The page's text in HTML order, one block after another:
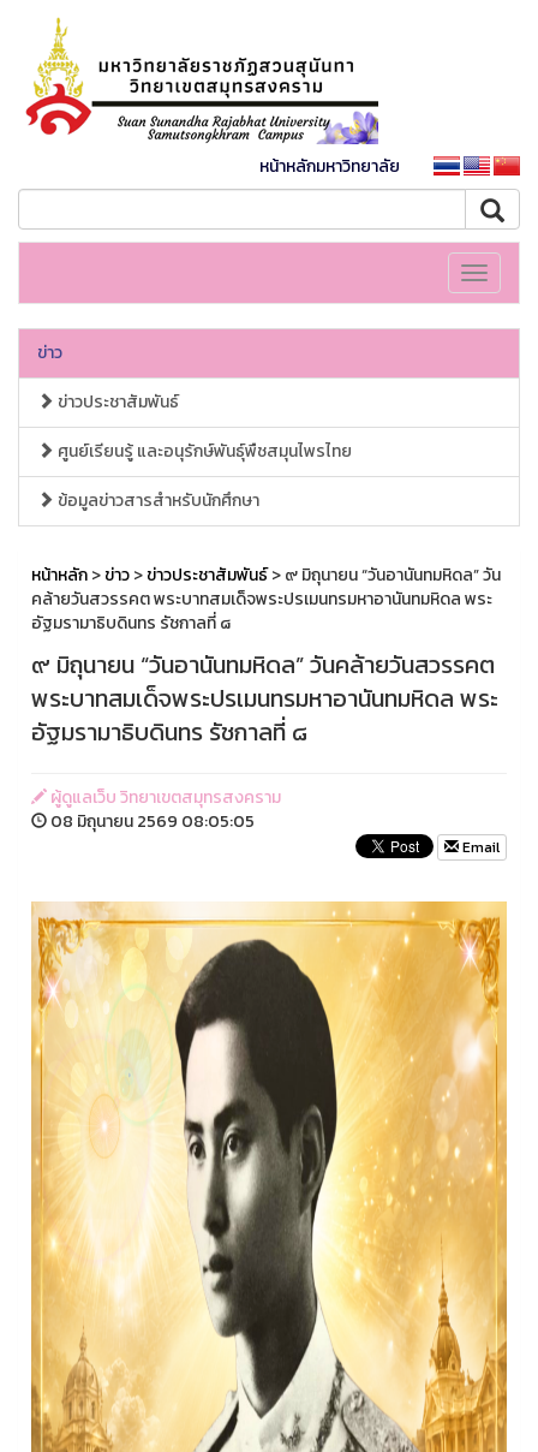
หน้าหลักมหาวิทยาลัย
Toggle
ข่าว
ข่าวประชาสัมพันธ์
ศูนย์เรียนรู้ และอนุรักษ์พันธุ์พืชสมุนไพรไทย
ข้อมูลข่าวสารสำหรับนักศึกษา
หน้าหลัก>ข่าว>ข่าวประชาสัมพันธ์> ๙ มิถุนายน “วันอานันทมหิดล” วัน
คล้ายวันสวรรคต พระบาทสมเด็จพระปรเมนทรมหาอานันทมหิดล พระ
อัฐมรามาธิบดินทร รัชกาลที่ ๘
๙ มิถุนายน “วันอานันทมหิดล” วันคล้ายวันสวรรคต
พระบาทสมเด็จพระปรเมนทรมหาอานันทมหิดล พระ
อัฐมรามาธิบดินทร รัชกาลที่ ๘
ผู้ดูแลเว็บ วิทยาเขตสมุทรสงคราม
08 มิถุนายน 2569 08:05:05
Email